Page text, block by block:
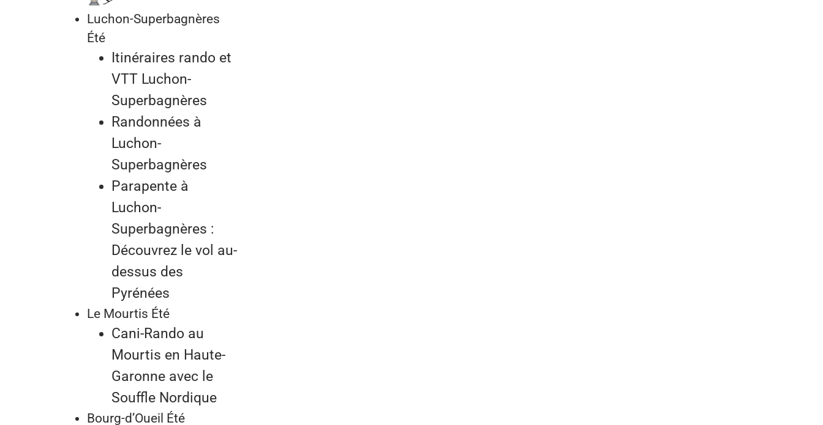
Luchon-Superbagnères
Été
Itinéraires rando et
VTT Luchon-
Superbagnères
Randonnées à
Luchon-
Superbagnères
Parapente à
Luchon-
Superbagnères :
Découvrez le vol au-
dessus des
Pyrénées
Le Mourtis Été
Cani-Rando au
Mourtis en Haute-
Garonne avec le
Souffle Nordique
Bourg-d’Oueil Été